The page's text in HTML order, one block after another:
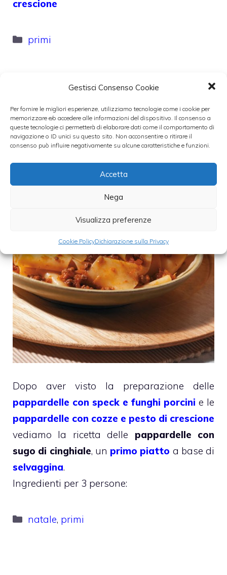
Gestisci Consenso Cookie
Per fornire le migliori esperienze, utilizziamo tecnologie come i cookie per
memorizzare e/o accedere alle informazioni del dispositivo. Il consenso a
queste tecnologie ci permetterà di elaborare dati come il comportamento di
navigazione o ID unici su questo sito. Non acconsentire o ritirare il
consenso può influire negativamente su alcune caratteristiche e funzioni.
Accetta
Nega
Visualizza preferenze
Cookie PolicyDichiarazione sulla Privacy
crescione
Categorie
primi
Ricetta pappardelle con sugo di
cinghiale
21 Dicembre 2010
Dopo aver visto la preparazione delle
pappardelle con speck e funghi porcini e le
pappardelle con cozze e pesto di crescione
vediamo la ricetta delle pappardelle con
sugo di cinghiale, un primo piatto a base di
selvaggina.
Ingredienti per 3 persone:
Categorie
natale, primi